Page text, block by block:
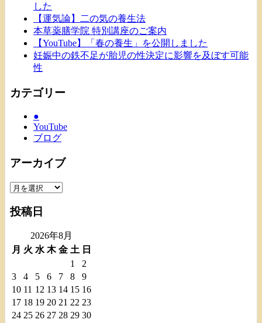
した
【運気論】二の気の養生法
本草薬膳学院 特別講座のご案内
【YouTube】「春の養生」を公開しました
妊娠中の鉄不足が胎児の性決定に影響を及ぼす可能
性
カテゴリー
●
YouTube
ブログ
アーカイブ
ア
カ
投稿日
2026年8月
月 火 水 木 金 土 日
1
2
3
4 5 6 7 8
9
10 11 12 13 14 15 16
17 18 19 20 21 22 23
24 25 26 27 28 29 30